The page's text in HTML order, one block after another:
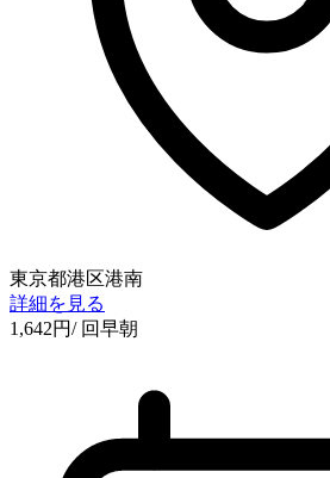
東京都港区港南
詳細を見る
1,642円/ 回早朝